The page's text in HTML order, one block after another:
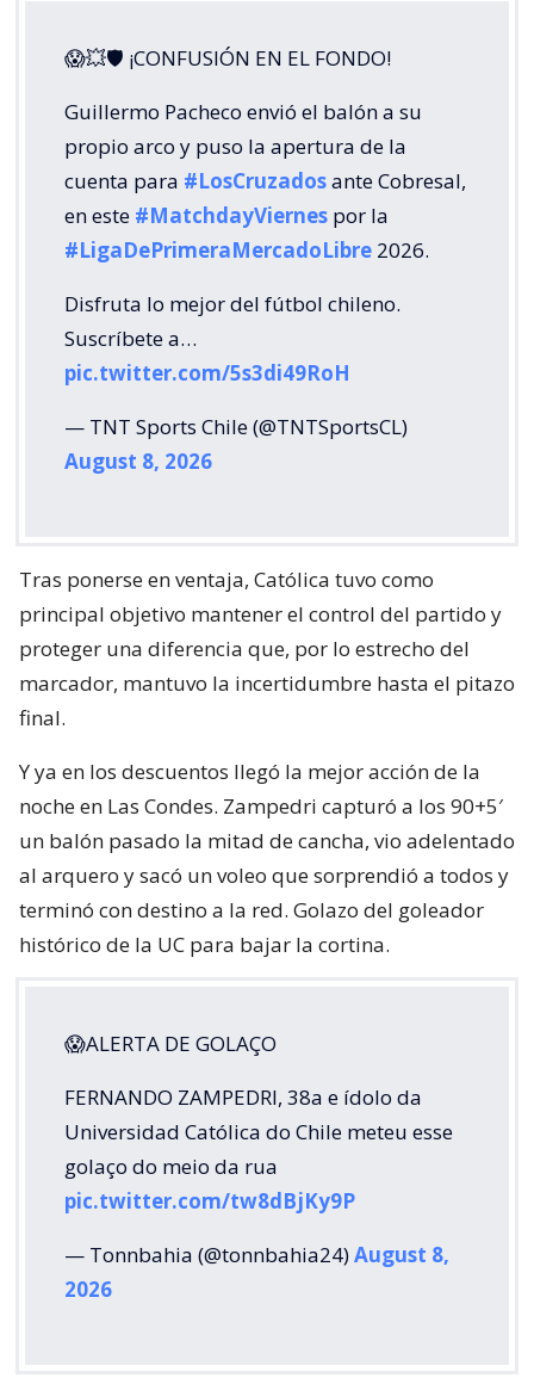
😱💥🛡 ¡CONFUSIÓN EN EL FONDO!
Guillermo Pacheco envió el balón a su
propio arco y puso la apertura de la
cuenta para #LosCruzadosante Cobresal,
en este #MatchdayViernes por la
#LigaDePrimeraMercadoLibre 2026.
Disfruta lo mejor del fútbol chileno.
Suscríbete a…
pic.twitter.com/5s3di49RoH
— TNT Sports Chile (@TNTSportsCL)
August 8, 2026
Tras ponerse en ventaja, Católica tuvo como
principal objetivo mantener el control del partido y
proteger una diferencia que, por lo estrecho del
marcador, mantuvo la incertidumbre hasta el pitazo
final.
Y ya en los descuentos llegó la mejor acción de la
noche en Las Condes. Zampedri capturó a los 90+5′
un balón pasado la mitad de cancha, vio adelentado
al arquero y sacó un voleo que sorprendió a todos y
terminó con destino a la red. Golazo del goleador
histórico de la UC para bajar la cortina.
😱ALERTA DE GOLAÇO
FERNANDO ZAMPEDRI, 38a e ídolo da
Universidad Católica do Chile meteu esse
golaço do meio da rua
pic.twitter.com/tw8dBjKy9P
— Tonnbahia (@tonnbahia24)August 8,
2026